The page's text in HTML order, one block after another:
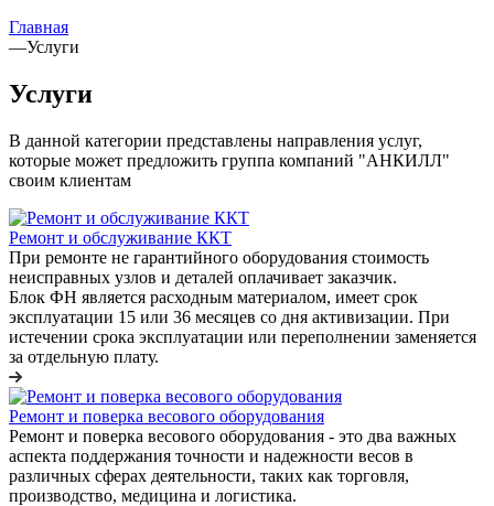
Главная
—Услуги
Услуги
В данной категории представлены направления услуг,
которые может предложить группа компаний "АНКИЛЛ"
своим клиентам
Ремонт и обслуживание ККТ
При ремонте не гарантийного оборудования стоимость
неисправных узлов и деталей оплачивает заказчик.
Блок ФН является расходным материалом, имеет срок
эксплуатации 15 или 36 месяцев со дня активизации. При
истечении срока эксплуатации или переполнении заменяется
за отдельную плату.
Ремонт и поверка весового оборудования
Ремонт и поверка весового оборудования - это два важных
аспекта поддержания точности и надежности весов в
различных сферах деятельности, таких как торговля,
производство, медицина и логистика.